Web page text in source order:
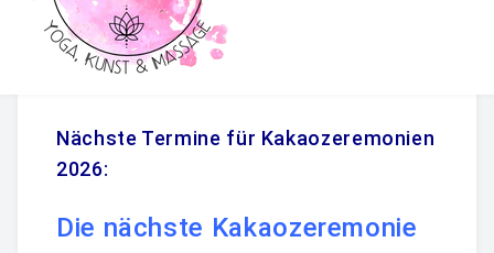
Yogakurse
Special Yoga Events
Kakaozeremonien
Nächste Termine für Kakaozeremonien
2026:
Die nächste Kakaozeremonie